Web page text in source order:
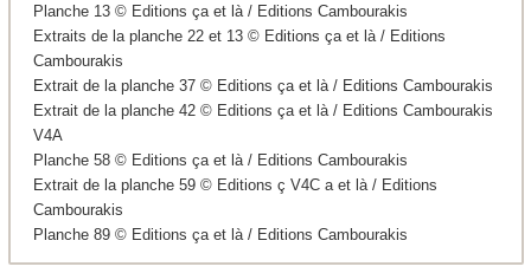
Planche 13 © Editions ça et là / Editions Cambourakis
Extraits de la planche 22 et 13 © Editions ça et là / Editions
Cambourakis
Extrait de la planche 37 © Editions ça et là / Editions Cambourakis
Extrait de la planche 42 © Editions ça et là / Editions Cambourakis
V4A
Planche 58 © Editions ça et là / Editions Cambourakis
Extrait de la planche 59 © Editions ç V4C a et là / Editions
Cambourakis
Planche 89 © Editions ça et là / Editions Cambourakis